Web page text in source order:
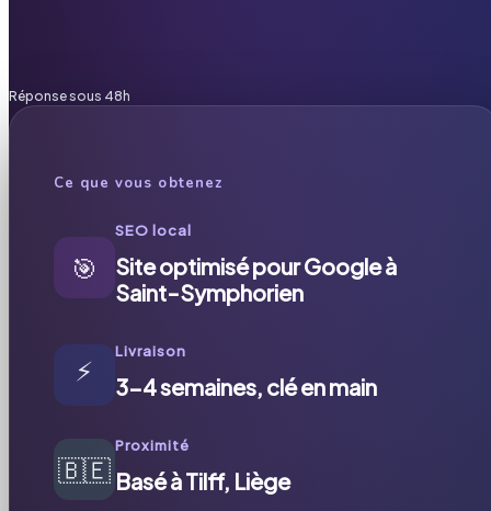
Réponse sous 48h
Ce que vous obtenez
🎯
SEO local
Site optimisé pour Google à
Saint-Symphorien
⚡
Livraison
3-4 semaines, clé en main
🇧🇪
Proximité
Basé à Tilff, Liège